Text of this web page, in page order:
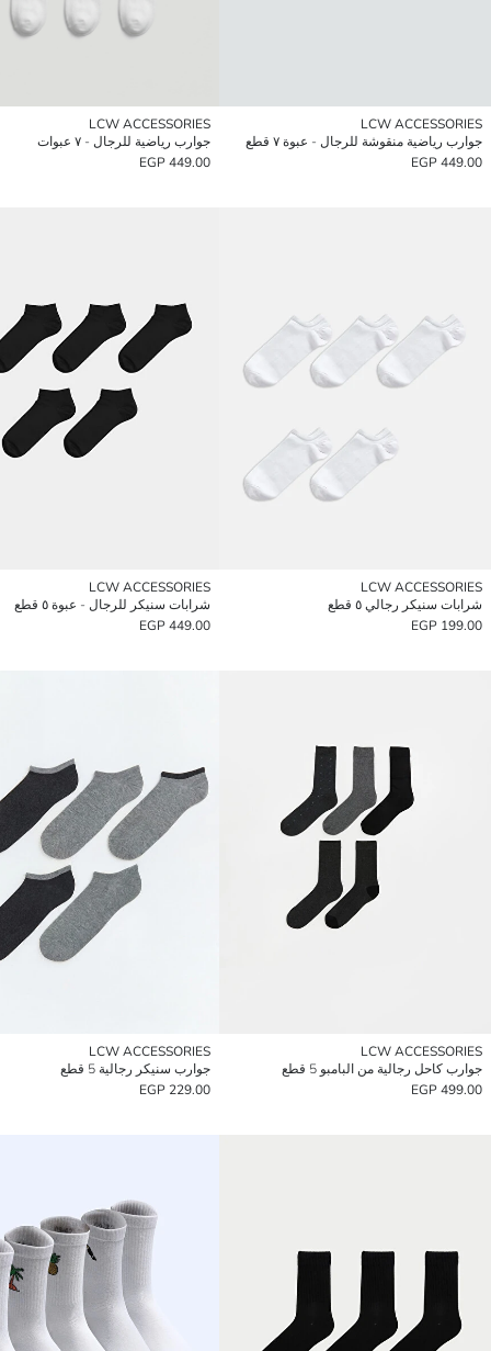
LCW ACCESSORIES
جوارب رياضية منقوشة للرجال - عبوة ٧ قطع
449.00 EGP
LCW ACCESSORIES
جوارب رياضية للرجال - ٧ عبوات
449.00 EGP
LCW ACCESSORIES
شرابات سنيكر رجالي ٥ قطع
199.00 EGP
LCW ACCESSORIES
شرابات سنيكر للرجال - عبوة ٥ قطع
449.00 EGP
LCW ACCESSORIES
جوارب كاحل رجالية من البامبو 5 قطع
499.00 EGP
LCW ACCESSORIES
جوارب سنيكر رجالية 5 قطع
229.00 EGP